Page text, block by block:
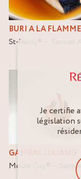
BURI A LA FLAMME
St-Rémy
GAMBAS JJAJANG
Mount Gay
Je certifie
législation